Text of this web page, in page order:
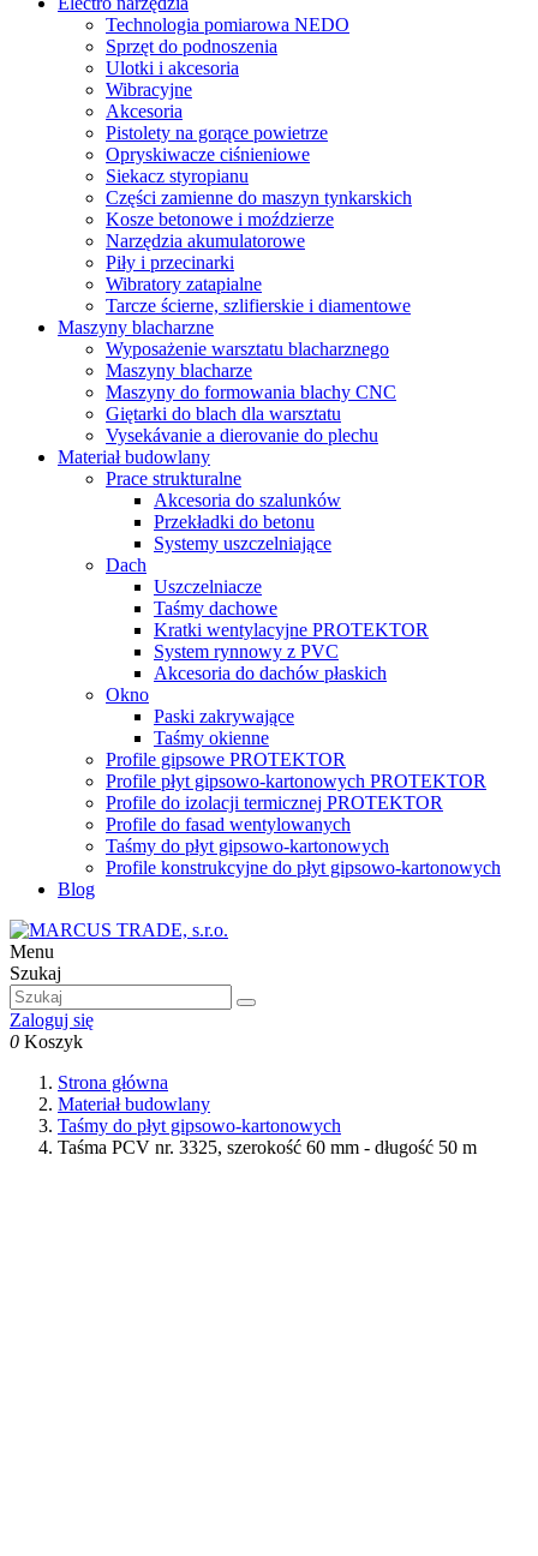
Technologia pomiarowa NEDO
Sprzęt do podnoszenia
Ulotki i akcesoria
Wibracyjne
Akcesoria
Pistolety na gorące powietrze
Opryskiwacze ciśnieniowe
Siekacz styropianu
Części zamienne do maszyn tynkarskich
Kosze betonowe i moździerze
Narzędzia akumulatorowe
Piły i przecinarki
Wibratory zatapialne
Tarcze ścierne, szlifierskie i diamentowe
Maszyny blacharzne
Wyposażenie warsztatu blacharznego
Maszyny blacharze
Maszyny do formowania blachy CNC
Giętarki do blach dla warsztatu
Vysekávanie a dierovanie do plechu
Materiał budowlany
Prace strukturalne
Akcesoria do szalunków
Przekładki do betonu
Systemy uszczelniające
Dach
Uszczelniacze
Taśmy dachowe
Kratki wentylacyjne PROTEKTOR
System rynnowy z PVC
Akcesoria do dachów płaskich
Okno
Paski zakrywające
Taśmy okienne
Profile gipsowe PROTEKTOR
Profile płyt gipsowo-kartonowych PROTEKTOR
Profile do izolacji termicznej PROTEKTOR
Profile do fasad wentylowanych
Taśmy do płyt gipsowo-kartonowych
Profile konstrukcyjne do płyt gipsowo-kartonowych
Blog
Menu
Szukaj
Zaloguj się
0 Koszyk
Strona główna
Materiał budowlany
Taśmy do płyt gipsowo-kartonowych
Taśma PCV nr. 3325, szerokość 60 mm - długość 50 m